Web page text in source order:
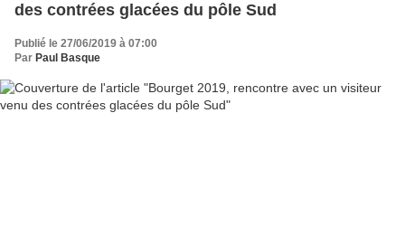
des contrées glacées du pôle Sud
Publié le 27/06/2019 à 07:00
Par Paul Basque